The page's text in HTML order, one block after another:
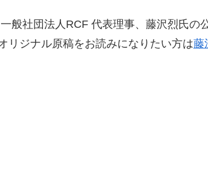
般社団法人RCF 代表理事、藤沢烈氏の
リジナル原稿をお読みになりたい方は藤